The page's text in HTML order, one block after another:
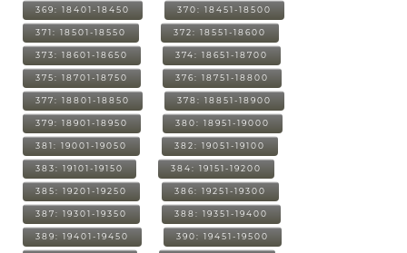
369: 18401-18450 370: 18451-18500
371: 18501-18550 372: 18551-18600
373: 18601-18650 374: 18651-18700
375: 18701-18750 376: 18751-18800
377: 18801-18850 378: 18851-18900
379: 18901-18950 380: 18951-19000
381: 19001-19050 382: 19051-19100
383: 19101-19150 384: 19151-19200
385: 19201-19250 386: 19251-19300
387: 19301-19350 388: 19351-19400
389: 19401-19450 390: 19451-19500